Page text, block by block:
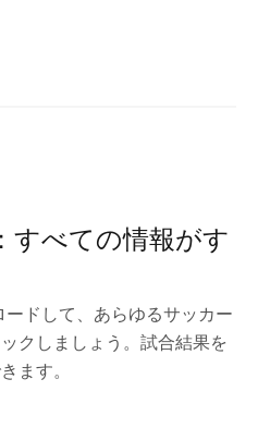
すべての情報がす
ドして、あらゆるサッカー
クしましょう。試合結果を
ます。